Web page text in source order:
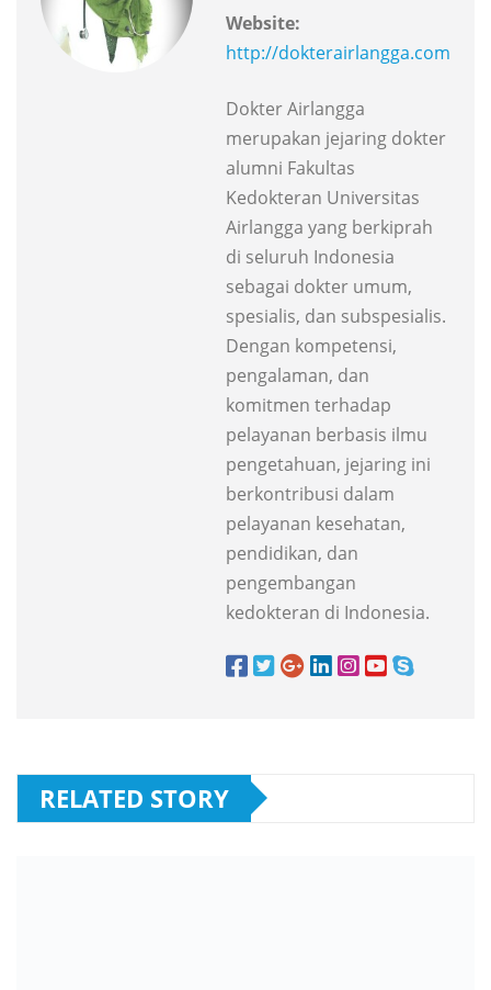
Website:
http://dokterairlangga.com
Dokter Airlangga
merupakan jejaring dokter
alumni Fakultas
Kedokteran Universitas
Airlangga yang berkiprah
di seluruh Indonesia
sebagai dokter umum,
spesialis, dan subspesialis.
Dengan kompetensi,
pengalaman, dan
komitmen terhadap
pelayanan berbasis ilmu
pengetahuan, jejaring ini
berkontribusi dalam
pelayanan kesehatan,
pendidikan, dan
pengembangan
kedokteran di Indonesia.
RELATED STORY